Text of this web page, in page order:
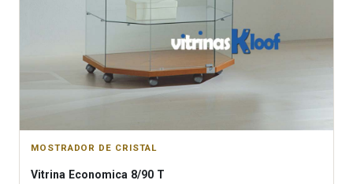
MOSTRADOR DE CRISTAL
Vitrina Economica 8/90 T